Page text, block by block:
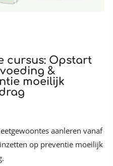
cursus: Opstart
&
moeilijk
aanleren vanaf
op preventie moeilijk